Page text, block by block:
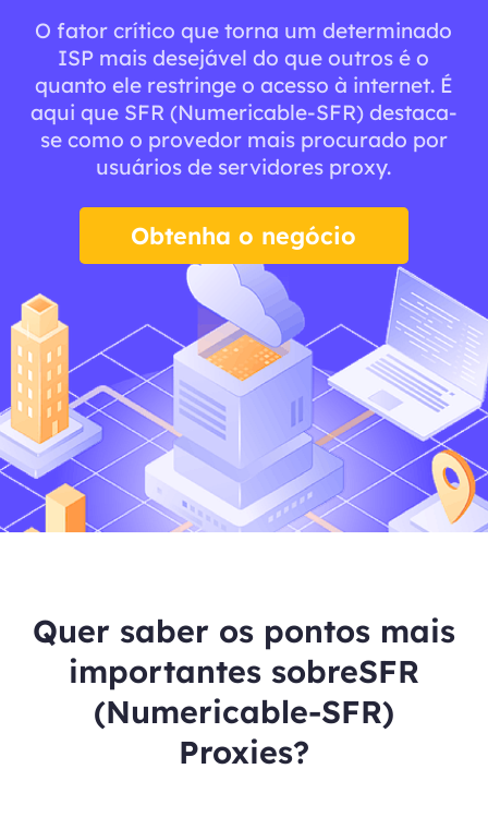
O fator crítico que torna um determinado
ISP mais desejável do que outros é o
quanto ele restringe o acesso à internet. É
aqui que SFR (Numericable-SFR) destaca-
se como o provedor mais procurado por
usuários de servidores proxy.
Obtenha o negócio
Quer saber os pontos mais
importantes sobreSFR
(Numericable-SFR)
Proxies?